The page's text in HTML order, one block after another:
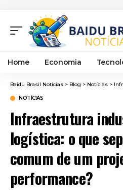
Home Economia
Baidu Brasil Notícias > Blog > Notícias >
NOTÍCIAS
Infraestrutura
logística: o que
comum de um
performance?